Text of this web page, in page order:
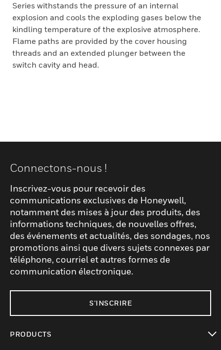
Series withstands the pressure of an internal
explosion and cools the exploding gases below the
kindling temperature of the explosive atmosphere.
Flame paths are provided by the cover housing
threads and an extended plunger between the
switch cavity and head.
Connectons-nous !
Inscrivez-vous pour recevoir des
communications exclusives de Honeywell,
notamment des mises à jour des produits, des
informations techniques, de nouvelles offres,
des événements et actualités, des sondages, nos
promotions ainsi que divers sujets connexes par
téléphone, courriel et autres formes de
communication électronique.
S'INSCRIRE
PRODUCTS